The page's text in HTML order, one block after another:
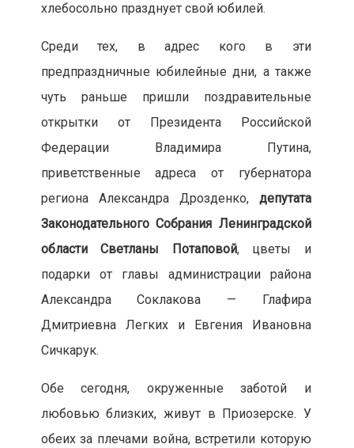
хлебосольно празднует свой юбилей.
Среди тех, в адрес кого в эти
предпраздничные юбилейные дни, а также
чуть раньше пришли поздравительные
открытки от Президента Российской
Федерации Владимира Путина,
приветственные адреса от губернатора
региона Александра Дрозденко, депутата
Законодательного Собрания Ленинградской
области Светланы Потаповой, цветы и
подарки от главы администрации района
Александра Соклакова — Глафира
Дмитриевна Легких и Евгения Ивановна
Сичкарук.
Обе сегодня, окруженные заботой и
любовью близких, живут в Приозерске. У
обеих за плечами война, встретили которую